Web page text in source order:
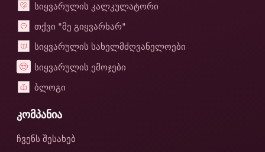
სიყვარულის კალკულატორი
თქვი "მე გიყვარხარ"
სიყვარულის სახელმძღვანელოები
სიყვარულის ემოჯები
ბლოგი
კომპანია
ჩვენს შესახებ